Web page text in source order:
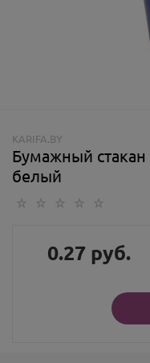
KARIFA.BY
Бумажный стакан
белый
0.27 руб.